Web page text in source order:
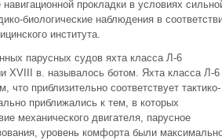
прокладки в условиях
биологические наблюдения в
института.
парусных судов яхта класса Л-6
XVIII в. называлось ботом. Яхта класса Л-6
приблизительно соответствует тактико-
приближались к тем, в которых
механического двигателя, парусное
уровень комфорта были